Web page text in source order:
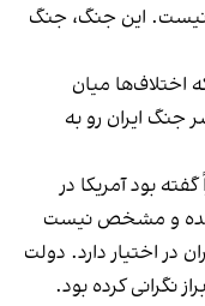
نیست. این جنگ، جنگ
اختلاف‌ها میان
جنگ ایران رو به
بود آمریکا در
شده و مشخص نیست
در اختیار دارد. دولت
نگرانی کرده بود.